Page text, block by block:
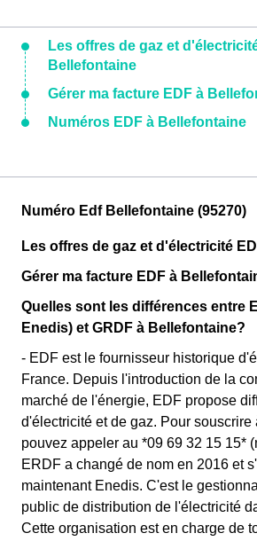
Les offres de gaz et
Bellefontaine
Gérer ma facture EDF à
Numéros EDF à Bellefontaine
Numéro Edf Bellefontaine (95270)
Les offres de gaz et d'électricité
Gérer ma facture EDF à
Quelles sont les différences entre
Enedis) et GRDF à Bellefontaine?
- EDF est le fournisseur historique
France. Depuis l'introduction de la
marché de l'énergie, EDF propose
d'électricité et de gaz. Pour souscrire
pouvez appeler au *09 69 32 15 15*
ERDF a changé de nom en 2016 et
maintenant Enedis. C'est le
public de distribution de l'électricité
Cette organisation est en charge de